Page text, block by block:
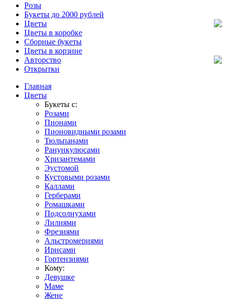
Розы
Букеты до 2000 рублей
Цветы
Цветы в коробке
Сборные букеты
Цветы в корзине
Авторство
Открытки
Главная
Цветы
Букеты с:
Розами
Пионами
Пионовидными розами
Тюльпанами
Ранункулюсами
Хризантемами
Эустомой
Кустовыми розами
Каллами
Герберами
Ромашками
Подсолнухами
Лилиями
Фрезиями
Альстромериями
Ирисами
Гортензиями
Кому:
Девушке
Маме
Жене